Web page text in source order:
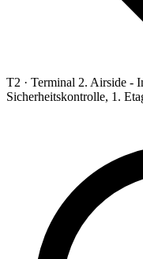
T2 · Terminal 2. Airside -
Sicherheitskontrolle, 1.